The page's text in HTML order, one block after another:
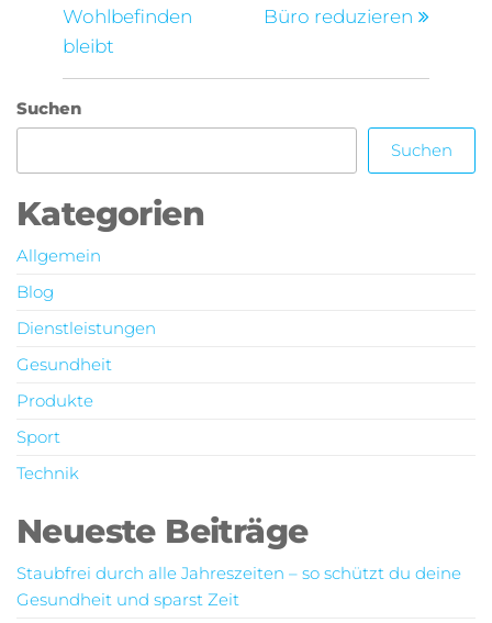
Wohlbefinden
bleibt
Büro reduzieren
Suchen
Suchen
Kategorien
Allgemein
Blog
Dienstleistungen
Gesundheit
Produkte
Sport
Technik
Neueste Beiträge
Staubfrei durch alle Jahreszeiten – so schützt du deine
Gesundheit und sparst Zeit